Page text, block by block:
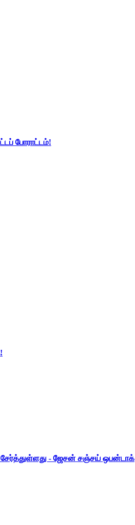
போராட்டம்!
சேர்த்துள்ளது - ஜேசன் சஞ்சய் ஒபன்டாக்